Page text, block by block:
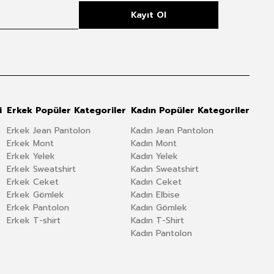
Kayıt Ol
Erkek Popüler Kategoriler
Erkek Jean Pantolon
Erkek Mont
Erkek Yelek
Erkek Sweatshirt
Erkek Ceket
Erkek Gömlek
Erkek Pantolon
Erkek T-shirt
Kadın Popüler Kategoriler
Kadın Jean Pantolon
Kadın Mont
Kadın Yelek
Kadın Sweatshirt
Kadın Ceket
Kadın Elbise
Kadın Gömlek
Kadın T-Shirt
Kadın Pantolon